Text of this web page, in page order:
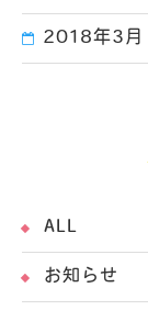
2018年3月
ALL
お知らせ